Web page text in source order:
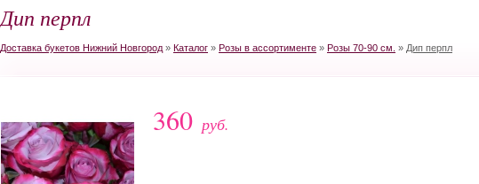
Дип перпл
Доставка букетов Нижний Новгород » Каталог » Розы в ассортименте » Розы 70-90 см. » Дип перпл
360 руб.